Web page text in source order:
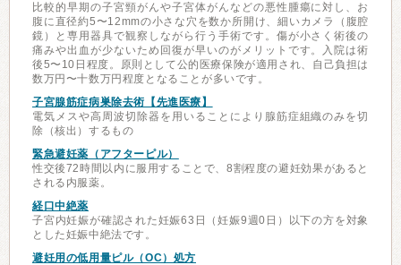
比較的早期の子宮頸がんや子宮体がんなどの悪性腫瘍に対し、お
腹に直径約5〜12mmの小さな穴を数か所開け、細いカメラ（腹腔
鏡）と専用器具で観察しながら行う手術です。傷が小さく術後の
痛みや出血が少ないため回復が早いのがメリットです。入院は術
後5〜10日程度。原則として公的医療保険が適用され、自己負担は
数万円〜十数万円程度となることが多いです。
子宮腺筋症病巣除去術【先進医療】
電気メスや高周波切除器を用いることにより腺筋症組織のみを切
除（核出）するもの
緊急避妊薬（アフターピル）
性交後72時間以内に服用することで、8割程度の避妊効果があると
される内服薬。
経口中絶薬
子宮内妊娠が確認された妊娠63日（妊娠9週0日）以下の方を対象
とした妊娠中絶法です。
避妊用の低用量ピル（OC）処方